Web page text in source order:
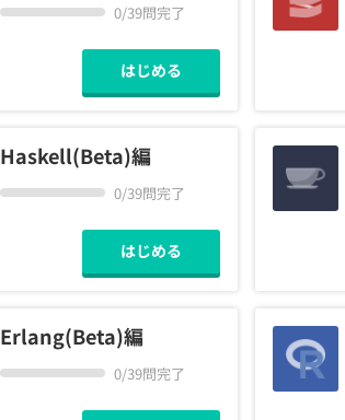
0/39問完了
はじめる
Haskell(Beta)編
0/39問完了
はじめる
Erlang(Beta)編
0/39問完了